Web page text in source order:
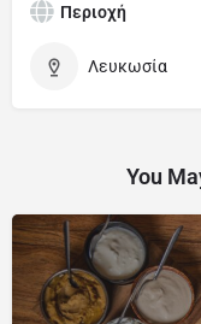
Περιοχή
Λευκωσία
You